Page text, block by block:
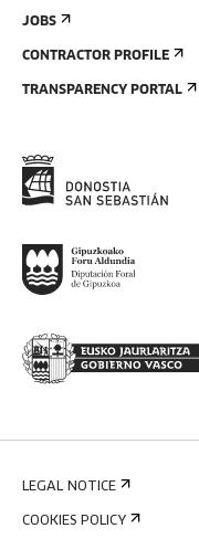
JOBS
CONTRACTOR PROFILE
TRANSPARENCY PORTAL
LEGAL NOTICE
COOKIES POLICY